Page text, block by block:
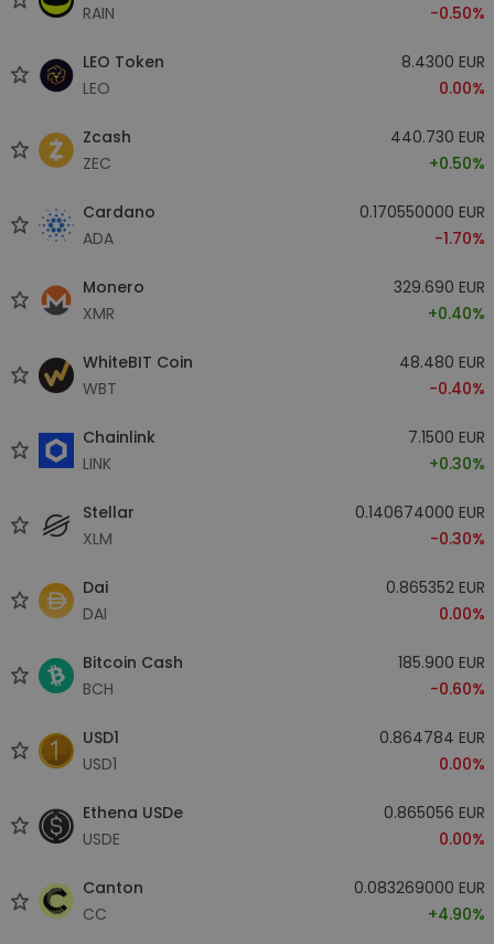
RAIN
-0.50%
LEO Token
LEO
8.4300 EUR
0.00%
Zcash
ZEC
440.730 EUR
+0.50%
Cardano
ADA
0.170550000 EUR
-1.70%
Monero
XMR
329.690 EUR
+0.40%
WhiteBIT Coin
WBT
48.480 EUR
-0.40%
Chainlink
LINK
7.1500 EUR
+0.30%
Stellar
XLM
0.140674000 EUR
-0.30%
Dai
DAI
0.865352 EUR
0.00%
Bitcoin Cash
BCH
185.900 EUR
-0.60%
USD1
USD1
0.864784 EUR
0.00%
Ethena USDe
USDE
0.865056 EUR
0.00%
Canton
CC
0.083269000 EUR
+4.90%